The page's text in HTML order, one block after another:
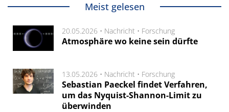
Meist gelesen
20.05.2026 • Nachricht • Forschung
Atmosphäre wo keine sein dürfte
13.05.2026 • Nachricht • Forschung
Sebastian Paeckel findet Verfahren,
um das Nyquist-Shannon-Limit zu
überwinden